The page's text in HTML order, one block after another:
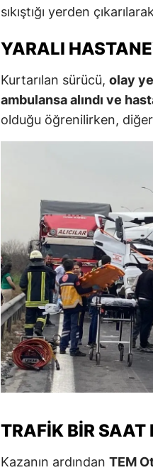
sıkıştığı yerden çıkarılarak
YARALI
Kurtarılan sürücü, olay
ambulansa alındı ve
olduğu öğrenilirken,
TRAFIK BIR
Kazanın ardından TEM